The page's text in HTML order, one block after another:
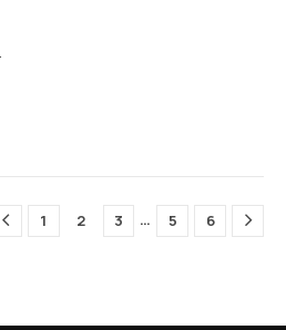
1 2 3 … 5 6